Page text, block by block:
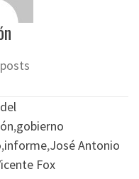
,gobierno
,informe,José Antonio
Fox